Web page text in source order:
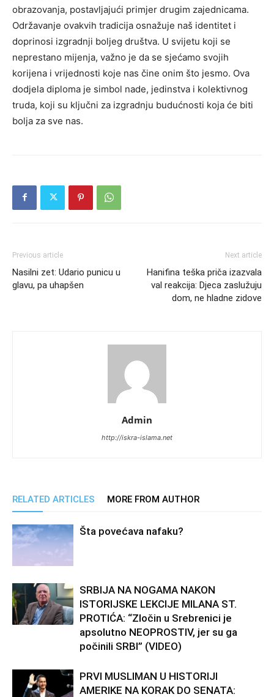
obrazovanja, postavljajući primjer drugim zajednicama.
Održavanje ovakvih tradicija osnažuje naš identitet i
doprinosi izgradnji boljeg društva. U svijetu koji se
neprestano mijenja, važno je da se sjećamo svojih
korijena i vrijednosti koje nas čine onim što jesmo. Ova
dodjela diploma je simbol nade, jedinstva i kolektivnog
truda, koji su ključni za izgradnju budućnosti koja će biti
bolja za sve nas.
Previous article
Nasilni zet: Udario punicu u
glavu, pa uhapšen
Next article
Hanifina teška priča izazvala
val reakcija: Djeca zaslužuju
dom, ne hladne zidove
Admin
http://iskra-islama.net
RELATED ARTICLES MORE FROM AUTHOR
Šta povećava nafaku?
SRBIJA NA NOGAMA NAKON
ISTORIJSKE LEKCIJE MILANA ST.
PROTIĆA: “Zločin u Srebrenici je
apsolutno NEOPROSTIV, jer su ga
počinili SRBI” (VIDEO)
PRVI MUSLIMAN U HISTORIJI
AMERIKE NA KORAK DO SENATA: